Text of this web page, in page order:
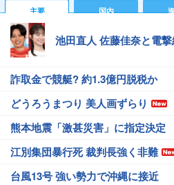
主要 国内
池田直人 佐藤佳奈と電
詐取金で競艇? 約1.3億円脱税か
どうろうまつり 美人画ずらり
熊本地震「激甚災害」に指定決定
江別集団暴行死 裁判長強く非難
台風13号 強い勢力で沖縄に接近